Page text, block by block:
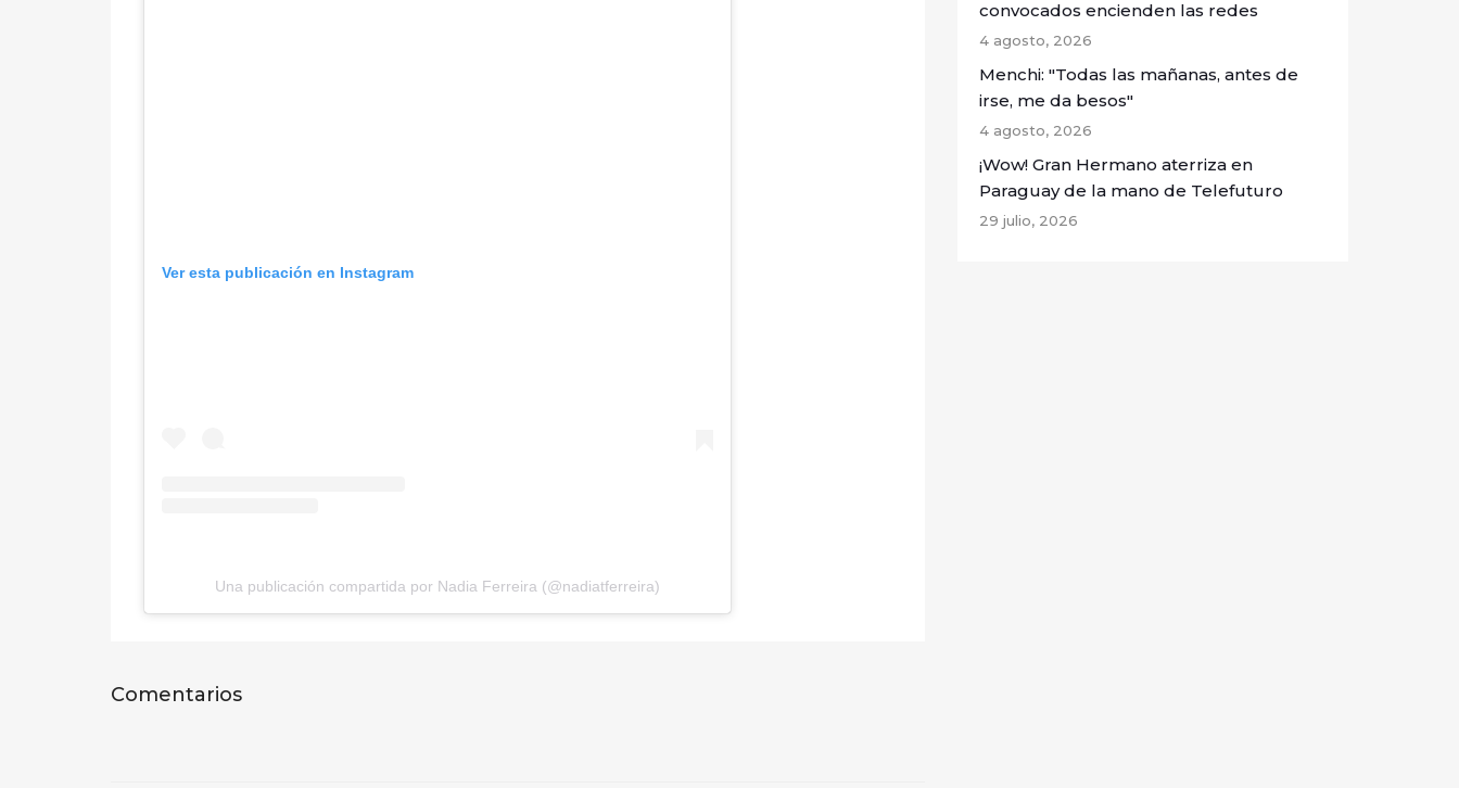
Ver esta publicación en Instagram
Una publicación compartida por Nadia Ferreira (@nadiatferreira)
Comentarios
convocados encienden las redes
4 agosto, 2026
Menchi: "Todas las mañanas, antes de
irse, me da besos"
4 agosto, 2026
¡Wow! Gran Hermano aterriza en
Paraguay de la mano de Telefuturo
29 julio, 2026